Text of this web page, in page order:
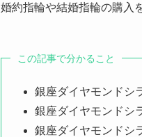
婚約指輪や結婚指輪の購入
この記事で分かること
銀座ダイヤモンドシ
銀座ダイヤモンドシ
銀座ダイヤモンドシ